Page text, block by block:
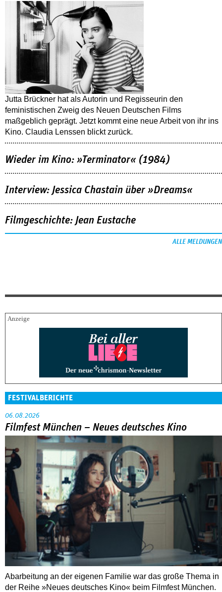
Jutta Brückner hat als Autorin und Regisseurin den
feministischen Zweig des Neuen Deutschen Films
maßgeblich geprägt. Jetzt kommt eine neue Arbeit von ihr ins
Kino. Claudia Lenssen blickt zurück.
Wieder im Kino: »Terminator« (1984)
Interview: Jessica Chastain über »Dreams«
Filmgeschichte: Jean Eustache
ALLE MELDUNGEN
FESTIVALBERICHTE
06.08.2026
Filmfest München – Neues deutsches Kino
Abarbeitung an der eigenen Familie war das große Thema in
der Reihe »Neues deutsches Kino« beim Filmfest München.